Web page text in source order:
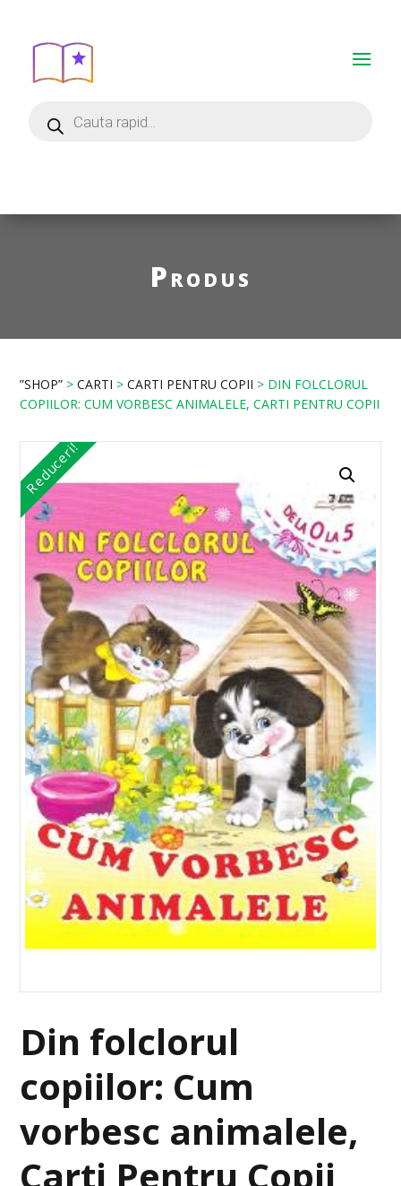
Produs
”SHOP” >CARTI >CARTI PENTRU COPII > DIN FOLCLORUL
COPIILOR: CUM VORBESC ANIMALELE, CARTI PENTRU COPII
Reduceri!
Din folclorul
copiilor: Cum
vorbesc animalele,
Carti Pentru Copii